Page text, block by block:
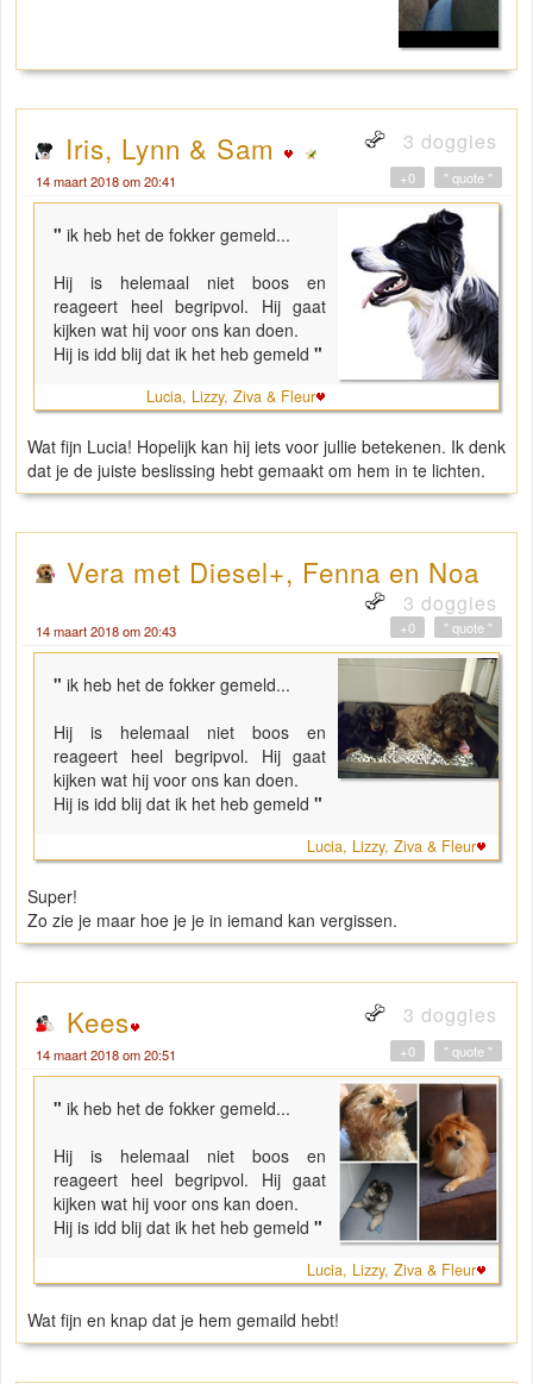
Iris, Lynn & Sam 3 doggies
14 maart 2018 om 20:41 " quote "
+0
" ik heb het de fokker gemeld...
Hij is helemaal niet boos en
reageert heel begripvol. Hij gaat
kijken wat hij voor ons kan doen.
Hij is idd blij dat ik het heb gemeld "
Lucia, Lizzy, Ziva & Fleur
Wat fijn Lucia! Hopelijk kan hij iets voor jullie betekenen. Ik denk
dat je de juiste beslissing hebt gemaakt om hem in te lichten.
Vera met Diesel+, Fenna en Noa
3 doggies
14 maart 2018 om 20:43 " quote "
+0
" ik heb het de fokker gemeld...
Hij is helemaal niet boos en
reageert heel begripvol. Hij gaat
kijken wat hij voor ons kan doen.
Hij is idd blij dat ik het heb gemeld "
Lucia, Lizzy, Ziva & Fleur
Super!
Zo zie je maar hoe je je in iemand kan vergissen.
Kees 3 doggies
14 maart 2018 om 20:51 " quote "
+0
" ik heb het de fokker gemeld...
Hij is helemaal niet boos en
reageert heel begripvol. Hij gaat
kijken wat hij voor ons kan doen.
Hij is idd blij dat ik het heb gemeld "
Lucia, Lizzy, Ziva & Fleur
Wat fijn en knap dat je hem gemaild hebt!